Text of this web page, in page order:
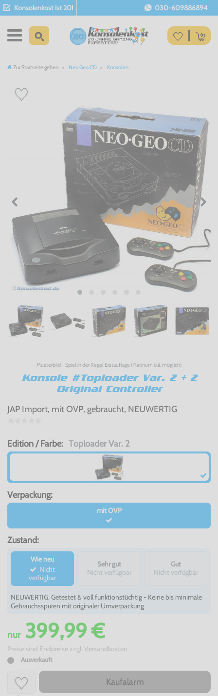
Konsolenkost ist 20! 030-609886894
Zur Startseite gehen Neo Geo CD Konsolen
Musterbild - Spiel in der Regel Erstauflage (Platinum o.ä. möglich)
Konsole #Toploader Var. 2 + 2
Original Controller
JAP Import, mit OVP, gebraucht, NEUWERTIG
Edition / Farbe: Toploader Var. 2
Verpackung:
mit OVP
Zustand:
Wie neu
verfügbar
Sehr gut
Nicht verfügbar
Gut
Nicht verfügbar
NEUWERTIG. Getestet & voll funktionstüchtig - Keine bis minimale
Gebrauchsspuren mit originaler Umverpackung
nur399,99 €
Preise sind Endpreise zzgl. Versandkosten
Ausverkauft
Kaufalarm